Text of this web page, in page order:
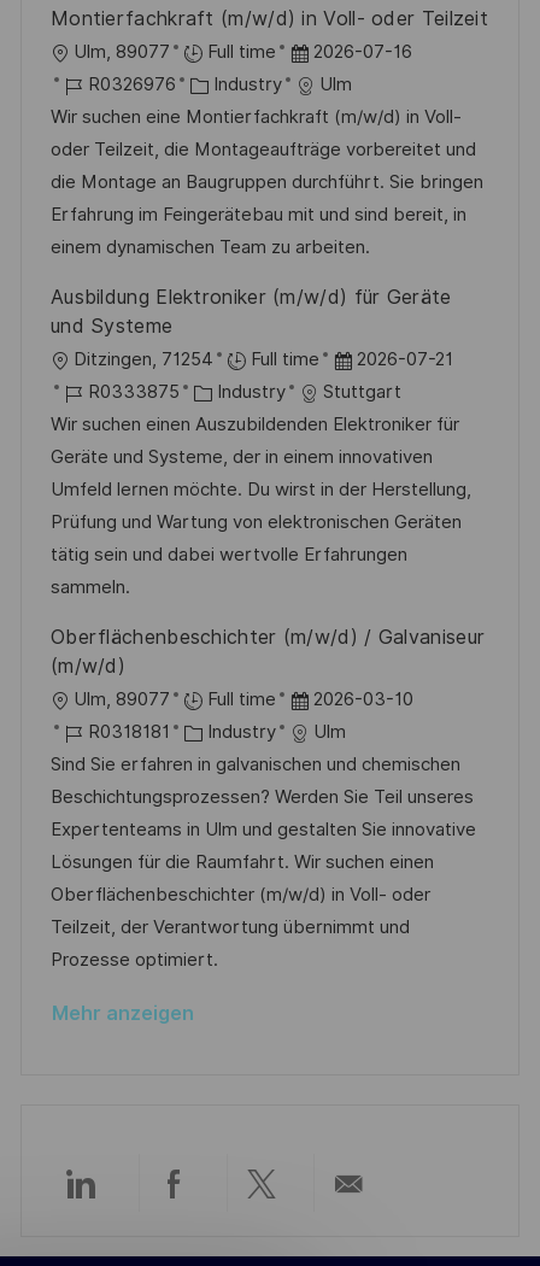
i
c
h
u
n
g
e
r
f
f
e
n
t
l
c
h
u
n
g
e
Montierfachkraft (m/w/d) in Voll- oder Teilzeit
O
r
t
Ulm, 89077 Full time
D
a
t
u
m
d
e
V
i
h
u
n
g
2026-07-16
J
o
b
-
I
D
R0326976
K
a
t
e
g
o
Industry
Ulm
Wir suchen eine Montierfachkraft (m/w/d) in Voll-
oder Teilzeit, die Montageaufträge vorbereitet und
die Montage an Baugruppen durchführt. Sie bringen
Erfahrung im Feingerätebau mit und sind bereit, in
einem dynamischen Team zu arbeiten.
Ausbildung Elektroniker (m/w/d) für Geräte
und Systeme
O
r
t
Ditzingen, 71254 Full time
D
a
t
u
m
d
e
e
2026-07-21
J
o
b
-
I
D
R0333875
K
a
t
e
g
o
Industry
Stuttgart
Wir suchen einen Auszubildenden Elektroniker für
Geräte und Systeme, der in einem innovativen
Umfeld lernen möchte. Du wirst in der Herstellung,
Prüfung und Wartung von elektronischen Geräten
tätig sein und dabei wertvolle Erfahrungen
sammeln.
Oberflächenbeschichter (m/w/d) / Galvaniseur
(m/w/d)
O
r
t
Ulm, 89077 Full time
D
a
t
u
m
d
e
r
l
2026-03-10
J
o
b
-
I
D
R0318181
K
a
t
e
g
o
r
i
Industry
Ulm
Sind Sie erfahren in galvanischen und chemischen
Beschichtungsprozessen? Werden Sie Teil unseres
Expertenteams in Ulm und gestalten Sie innovative
Lösungen für die Raumfahrt. Wir suchen einen
Oberflächenbeschichter (m/w/d) in Voll- oder
Teilzeit, der Verantwortung übernimmt und
Prozesse optimiert.
Mehr anzeigen
Über
Über
Über